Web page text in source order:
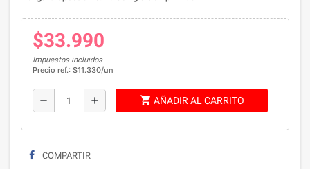
$33.990
Impuestos incluidos
Precio ref.: $11.330/un
remove add shopping_cart AÑADIR AL CARRITO
COMPARTIR